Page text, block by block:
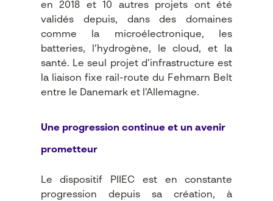
en 2018 et 10 autres projets ont été
validés depuis, dans des domaines
comme la microélectronique, les
batteries, l’hydrogène, le cloud, et la
santé. Le seul projet d’infrastructure est
la liaison fixe rail-route du Fehmarn Belt
entre le Danemark et l’Allemagne.
Une progression continue et un avenir
prometteur
Le dispositif PIIEC est en constante
progression depuis sa création, à